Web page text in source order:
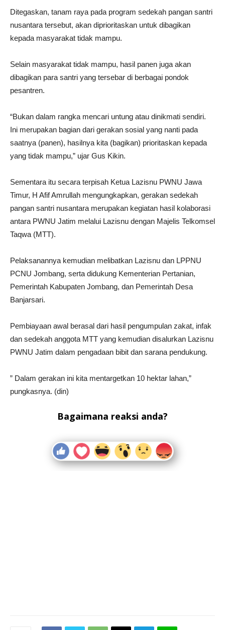
Ditegaskan, tanam raya pada program sedekah pangan santri
nusantara tersebut, akan diprioritaskan untuk dibagikan
kepada masyarakat tidak mampu.
Selain masyarakat tidak mampu, hasil panen juga akan
dibagikan para santri yang tersebar di berbagai pondok
pesantren.
“Bukan dalam rangka mencari untung atau dinikmati sendiri.
Ini merupakan bagian dari gerakan sosial yang nanti pada
saatnya (panen), hasilnya kita (bagikan) prioritaskan kepada
yang tidak mampu,” ujar Gus Kikin.
Sementara itu secara terpisah Ketua Lazisnu PWNU Jawa
Timur, H Afif Amrullah mengungkapkan, gerakan sedekah
pangan santri nusantara merupakan kegiatan hasil kolaborasi
antara PWNU Jatim melalui Lazisnu dengan Majelis Telkomsel
Taqwa (MTT).
Pelaksanannya kemudian melibatkan Lazisnu dan LPPNU
PCNU Jombang, serta didukung Kementerian Pertanian,
Pemerintah Kabupaten Jombang, dan Pemerintah Desa
Banjarsari.
Pembiayaan awal berasal dari hasil pengumpulan zakat, infak
dan sedekah anggota MTT yang kemudian disalurkan Lazisnu
PWNU Jatim dalam pengadaan bibit dan sarana pendukung.
” Dalam gerakan ini kita mentargetkan 10 hektar lahan,”
pungkasnya. (din)
Bagaimana reaksi anda?